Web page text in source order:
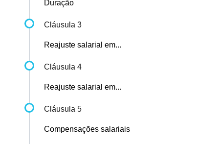
Duração
Cláusula 3
Reajuste salarial em...
Cláusula 4
Reajuste salarial em...
Cláusula 5
Compensações salariais